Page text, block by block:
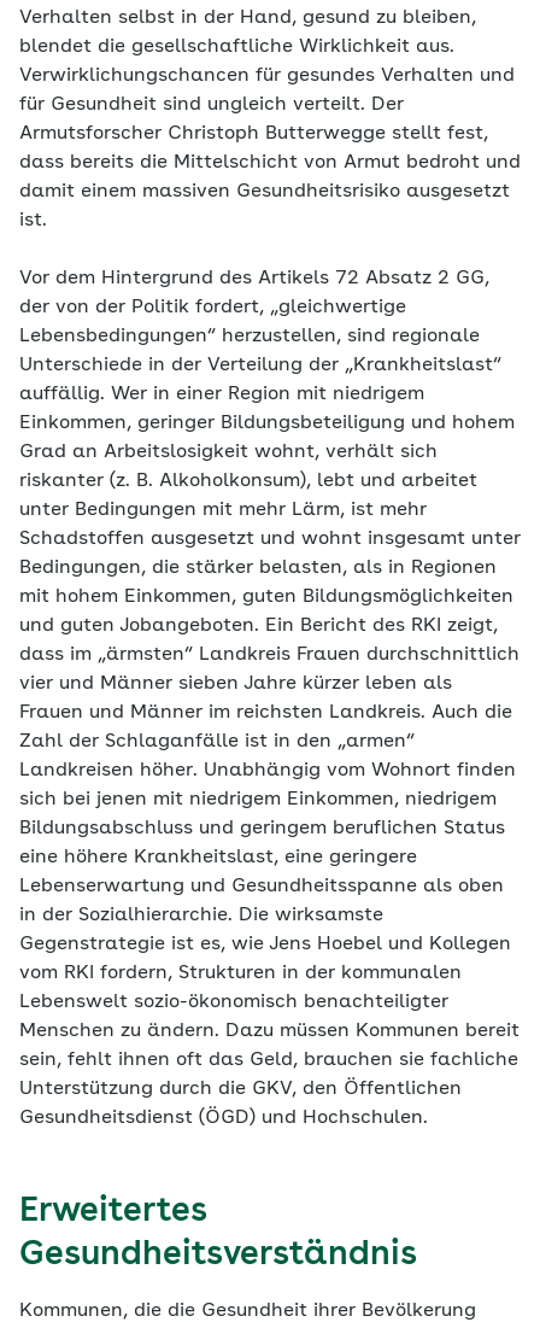
Verhalten selbst in der Hand, gesund zu bleiben,
blendet die gesellschaftliche Wirklichkeit aus.
Verwirklichungschancen für gesundes Verhalten und
für Gesundheit sind ungleich verteilt. Der
Armutsforscher Christoph Butterwegge stellt fest,
dass bereits die Mittelschicht von Armut bedroht und
damit einem massiven Gesundheitsrisiko ausgesetzt
ist.
Vor dem Hintergrund des Artikels 72 Absatz 2 GG,
der von der Politik fordert, „gleichwertige
Lebensbedingungen“ herzustellen, sind regionale
Unterschiede in der Verteilung der „Krankheitslast“
auffällig. Wer in einer Region mit niedrigem
Einkommen, geringer Bildungsbeteiligung und hohem
Grad an Arbeitslosigkeit wohnt, verhält sich
riskanter (z. B. Alkoholkonsum), lebt und arbeitet
unter Bedingungen mit mehr Lärm, ist mehr
Schadstoffen ausgesetzt und wohnt insgesamt unter
Bedingungen, die stärker belasten, als in Regionen
mit hohem Einkommen, guten Bildungsmöglichkeiten
und guten Jobangeboten. Ein Bericht des RKI zeigt,
dass im „ärmsten“ Landkreis Frauen durchschnittlich
vier und Männer sieben Jahre kürzer leben als
Frauen und Männer im reichsten Landkreis. Auch die
Zahl der Schlaganfälle ist in den „armen“
Landkreisen höher. Unabhängig vom Wohnort finden
sich bei jenen mit niedrigem Einkommen, niedrigem
Bildungsabschluss und geringem beruflichen Status
eine höhere Krankheitslast, eine geringere
Lebenserwartung und Gesundheitsspanne als oben
in der Sozialhierarchie. Die wirksamste
Gegenstrategie ist es, wie Jens Hoebel und Kollegen
vom RKI fordern, Strukturen in der kommunalen
Lebenswelt sozio-ökonomisch benachteiligter
Menschen zu ändern. Dazu müssen Kommunen bereit
sein, fehlt ihnen oft das Geld, brauchen sie fachliche
Unterstützung durch die GKV, den Öffentlichen
Gesundheitsdienst (ÖGD) und Hochschulen.
Erweitertes
Gesundheitsverständnis
Kommunen, die die Gesundheit ihrer Bevölkerung